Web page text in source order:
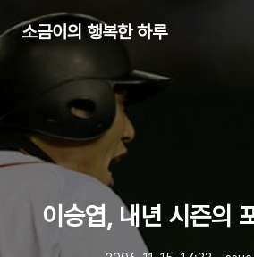
소금이의 행복한 하루
이승엽, 내년 시즌의